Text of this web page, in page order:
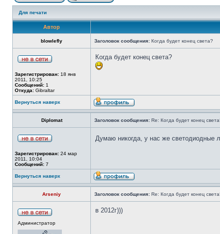
Для печати
Автор
blowlefly Заголовок сообщения: Когда будет конец света?
Зарегистрирован: 18 янв
2011, 10:25
Сообщений: 1
Откуда: Gibraltar
Когда будет конец света?
Вернуться наверх
Diplomat Заголовок сообщения: Re: Когда будет конец
Зарегистрирован: 24 мар
2011, 10:04
Сообщений: 7
Думаю никогда, у нас же светодиодные
Вернуться наверх
Arseniy Заголовок сообщения: Re: Когда будет конец
Администратор
в 2012г)))